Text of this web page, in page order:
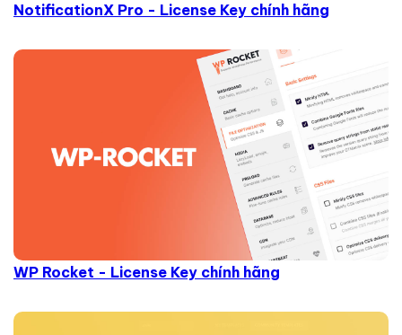
NotificationX Pro - License Key chính hãng
WP Rocket - License Key chính hãng